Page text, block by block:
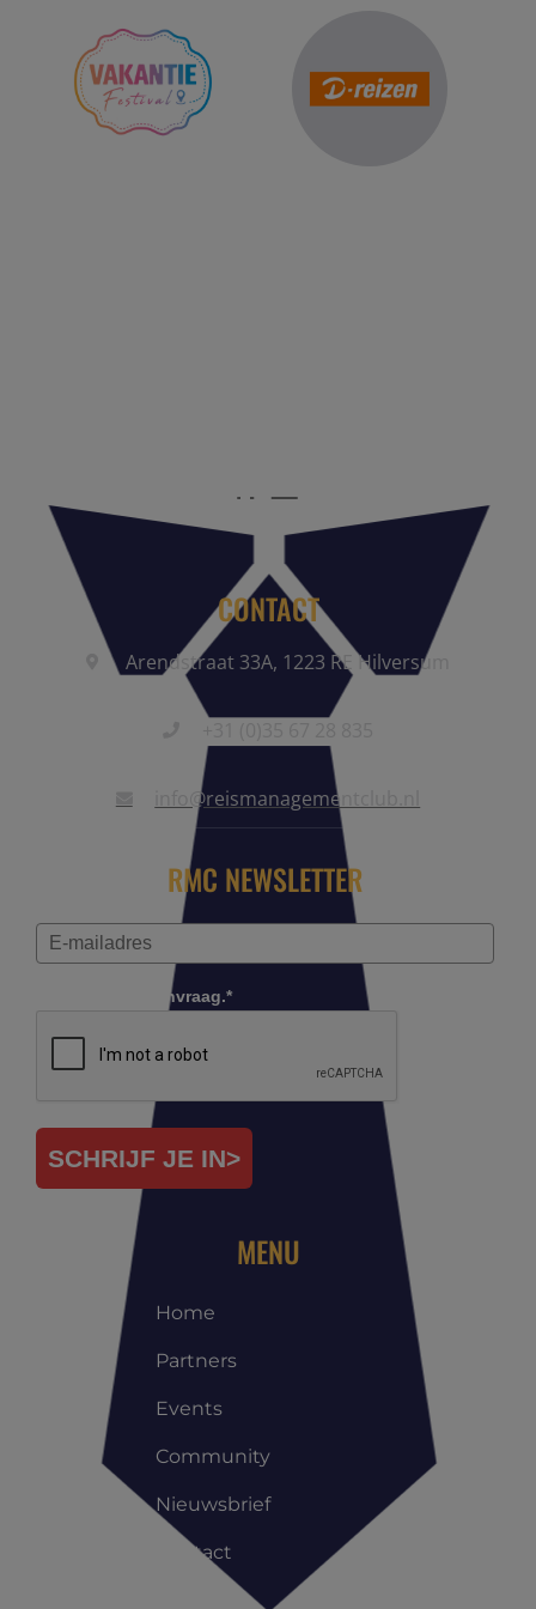
CONTACT
Arendstraat 33A, 1223 RE Hilversum
info@reismanagementclub.nl
RMC NEWSLETTER
Controleer je aanvraag.*
SCHRIJF JE IN>
MENU
Home
Partners
Events
Community
Nieuwsbrief
Contact